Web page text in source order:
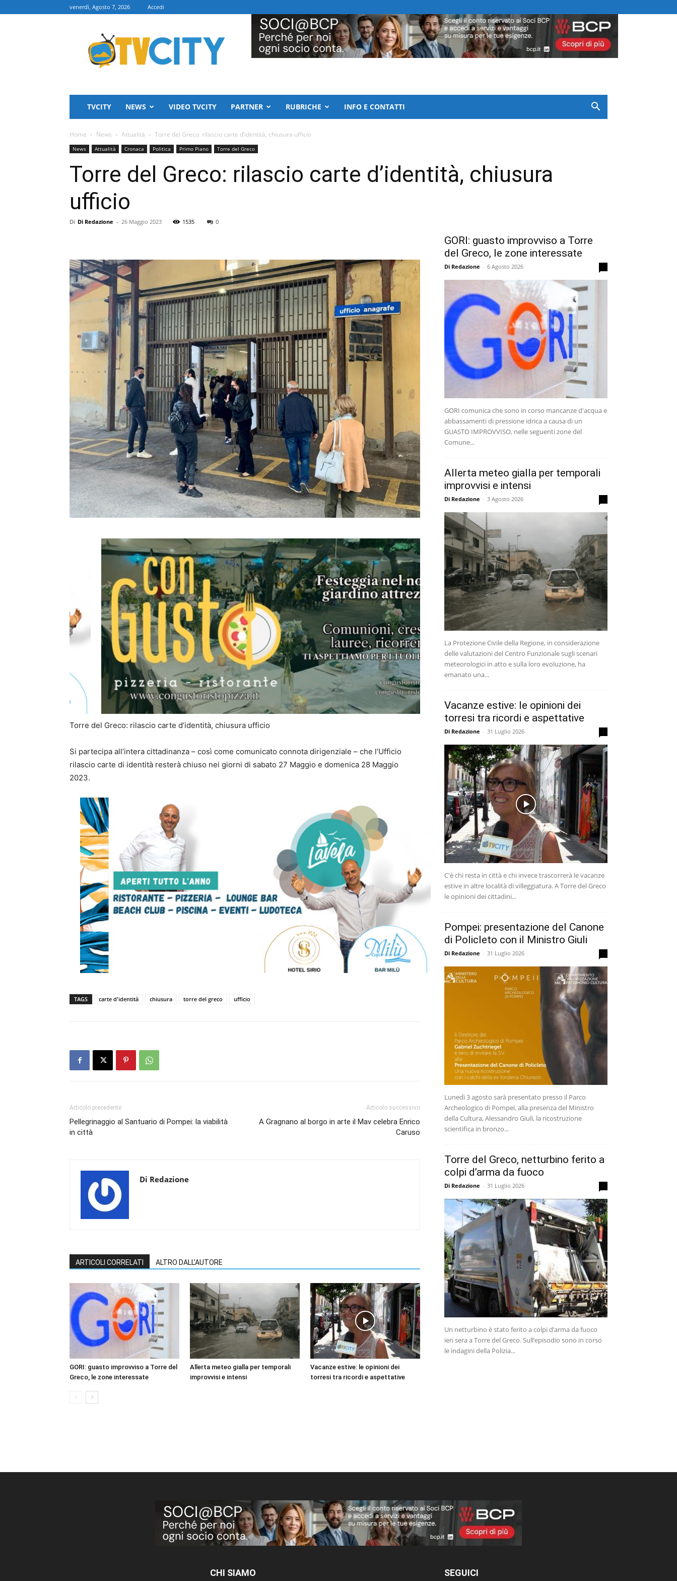
venerdì, Agosto 7, 2026 Accedi
TVCITY
TVCITY NEWS VIDEO TVCITY PARTNER RUBRICHE INFO E CONTATTI
Home News Attualità Torre del Greco: rilascio carte d’identità, chiusura ufficio
News Attualità Cronaca Politica Primo Piano Torre del Greco
Torre del Greco: rilascio carte d’identità, chiusura
ufficio
Di Di Redazione - 26 Maggio 2023 1535 0
Torre del Greco: rilascio carte d’identità, chiusura ufficio
Si partecipa all’intera cittadinanza – così come comunicato connota dirigenziale – che l’Ufficio
rilascio carte di identità resterà chiuso nei giorni di sabato 27 Maggio e domenica 28 Maggio
2023.
TAGS carte d'identità chiusura torre del greco ufficio
Articolo precedente
Pellegrinaggio al Santuario di Pompei: la viabilità
in città
Articolo successivo
A Gragnano al borgo in arte il Mav celebra Enrico
Caruso
Di Redazione
ARTICOLI CORRELATI ALTRO DALL'AUTORE
GORI: guasto improvviso a Torre del
Greco, le zone interessate
Allerta meteo gialla per temporali
improvvisi e intensi
Vacanze estive: le opinioni dei
torresi tra ricordi e aspettative
GORI: guasto improvviso a Torre
del Greco, le zone interessate
Di Redazione - 6 Agosto 2026
GORI comunica che sono in corso mancanze d'acqua e
abbassamenti di pressione idrica a causa di un
GUASTO IMPROVVISO, nelle seguenti zone del
Comune...
Allerta meteo gialla per temporali
improvvisi e intensi
Di Redazione - 3 Agosto 2026
La Protezione Civile della Regione, in considerazione
delle valutazioni del Centro Funzionale sugli scenari
meteorologici in atto e sulla loro evoluzione, ha
emanato una...
Vacanze estive: le opinioni dei
torresi tra ricordi e aspettative
Di Redazione - 31 Luglio 2026
C'è chi resta in città e chi invece trascorrerà le vacanze
estive in altre località di villeggiatura. A Torre del Greco
le opinioni dei cittadini...
Pompei: presentazione del Canone
di Policleto con il Ministro Giuli
Di Redazione - 31 Luglio 2026
Lunedì 3 agosto sarà presentato presso il Parco
Archeologico di Pompei, alla presenza del Ministro
della Cultura, Alessandro Giuli, la ricostruzione
scientifica in bronzo...
Torre del Greco, netturbino ferito a
colpi d’arma da fuoco
Di Redazione - 31 Luglio 2026
Un netturbino è stato ferito a colpi d’arma da fuoco
ieri sera a Torre del Greco. Sull’episodio sono in corso
le indagini della Polizia...
CHI SIAMO SEGUICI